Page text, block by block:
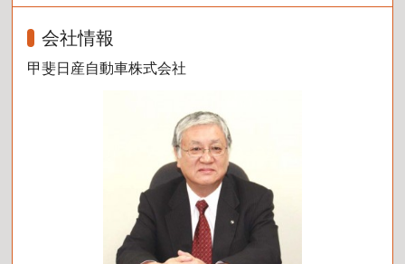
会社情報
甲斐日産自動車株式会社